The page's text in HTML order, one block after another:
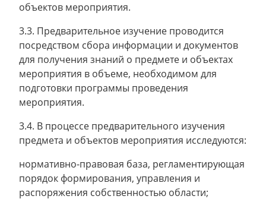
объектов мероприятия.
3.3. Предварительное изучение проводится
посредством сбора информации и документов
для получения знаний о предмете и объектах
мероприятия в объеме, необходимом для
подготовки программы проведения
мероприятия.
3.4. В процессе предварительного изучения
предмета и объектов мероприятия исследуются:
нормативно-правовая база, регламентирующая
порядок формирования, управления и
распоряжения собственностью области;